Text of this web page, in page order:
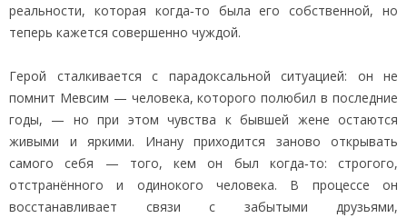
реальности, которая когда‑то была его собственной, но
теперь кажется совершенно чуждой.
Герой сталкивается с парадоксальной ситуацией: он не
помнит Мевсим — человека, которого полюбил в последние
годы, — но при этом чувства к бывшей жене остаются
живыми и яркими. Инану приходится заново открывать
самого себя — того, кем он был когда‑то: строгого,
отстранённого и одинокого человека. В процессе он
восстанавливает связи с забытыми друзьями,